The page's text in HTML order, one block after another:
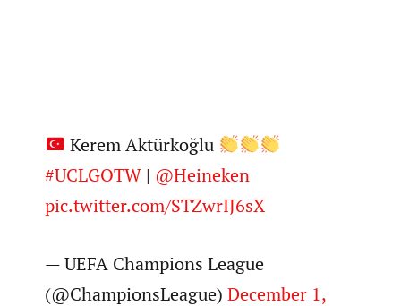
Kerem Aktürkoğlu
#UCLGOTW | @Heineken
pic.twitter.com/STZwrIJ6sX
— UEFA Champions League
(@ChampionsLeague)December 1,